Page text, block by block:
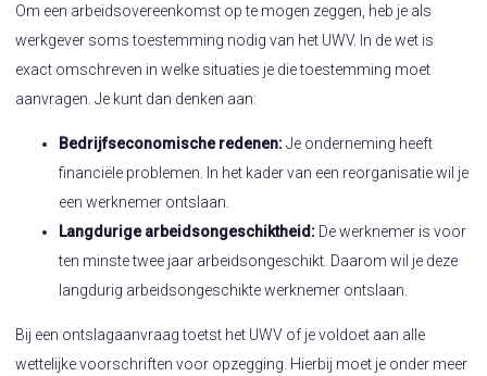
Om een arbeidsovereenkomst op te mogen zeggen, heb je als
werkgever soms toestemming nodig van het UWV. In de wet is
exact omschreven in welke situaties je die toestemming moet
aanvragen. Je kunt dan denken aan:
Bedrijfseconomische redenen:Je onderneming heeft
financiële problemen. In het kader van een reorganisatie wil je
een werknemer ontslaan.
Langdurige arbeidsongeschiktheid: De werknemer is voor
ten minste twee jaar arbeidsongeschikt. Daarom wil je deze
langdurig arbeidsongeschikte werknemer ontslaan.
Bij een ontslagaanvraag toetst het UWV of je voldoet aan alle
wettelijke voorschriften voor opzegging. Hierbij moet je onder meer